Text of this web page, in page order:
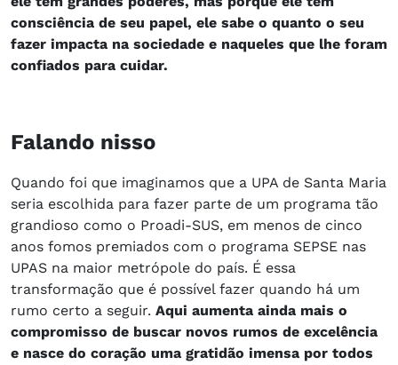
consciência de seu papel, ele sabe o quanto o seu
fazer impacta na sociedade e naqueles que lhe foram
confiados para cuidar.
Falando nisso
Quando foi que imaginamos que a UPA de Santa Maria
seria escolhida para fazer parte de um programa tão
grandioso como o Proadi-SUS, em menos de cinco
anos fomos premiados com o programa SEPSE nas
UPAS na maior metrópole do país. É essa
transformação que é possível fazer quando há um
rumo certo a seguir. Aqui aumenta ainda mais o
compromisso de buscar novos rumos de excelência
e nasce do coração uma gratidão imensa por todos